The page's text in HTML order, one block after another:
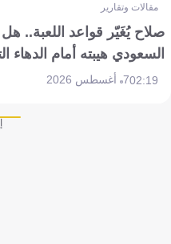
مقالات وتقارير
صلاح يُغَيّر قواعد اللعبة..
السعودي هيبته أمام الدهاء
02:197 أغسطس 2026